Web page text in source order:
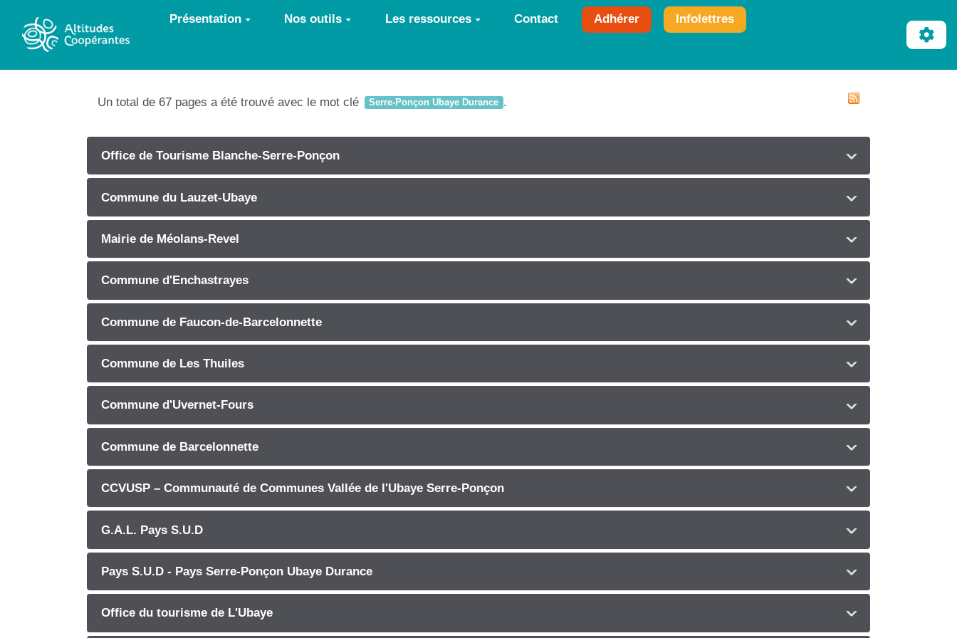
Aller au contenu principal Présentation Nos outils Les ressources Contact Adhérer Infolettres
Un total de 67 pages a été trouvé avec le mot clé Serre-Ponçon Ubaye Durance .
Office de Tourisme Blanche-Serre-Ponçon
Commune du Lauzet-Ubaye
Mairie de Méolans-Revel
Commune d'Enchastrayes
Commune de Faucon-de-Barcelonnette
Commune de Les Thuiles
Commune d'Uvernet-Fours
Commune de Barcelonnette
CCVUSP – Communauté de Communes Vallée de l'Ubaye Serre-Ponçon
G.A.L. Pays S.U.D
Pays S.U.D - Pays Serre-Ponçon Ubaye Durance
Office du tourisme de L'Ubaye